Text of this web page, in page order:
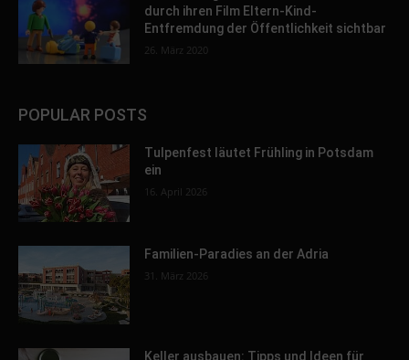
durch ihren Film Eltern-Kind-
Entfremdung der Öffentlichkeit sichtbar
26. März 2020
POPULAR POSTS
Tulpenfest läutet Frühling in Potsdam
ein
16. April 2026
Familien-Paradies an der Adria
31. März 2026
Keller ausbauen: Tipps und Ideen für